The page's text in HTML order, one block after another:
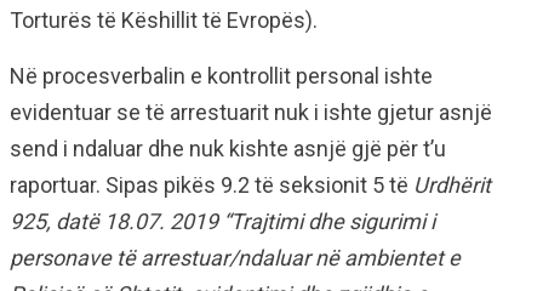
Torturës të Këshillit të Evropës).
Në procesverbalin e kontrollit personal ishte
evidentuar se të arrestuarit nuk i ishte gjetur asnjë
send i ndaluar dhe nuk kishte asnjë gjë për t’u
raportuar. Sipas pikës 9.2 të seksionit 5 të Urdhërit
925, datë 18.07. 2019 “Trajtimi dhe sigurimi i
personave të arrestuar/ndaluar në ambientet e